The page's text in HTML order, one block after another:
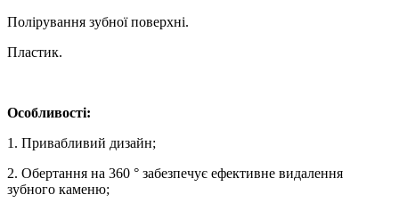
Полірування зубної поверхні.
Пластик.
Особливості:
1. Привабливий дизайн;
2. Обертання на 360 ° забезпечує ефективне видалення
зубного каменю;